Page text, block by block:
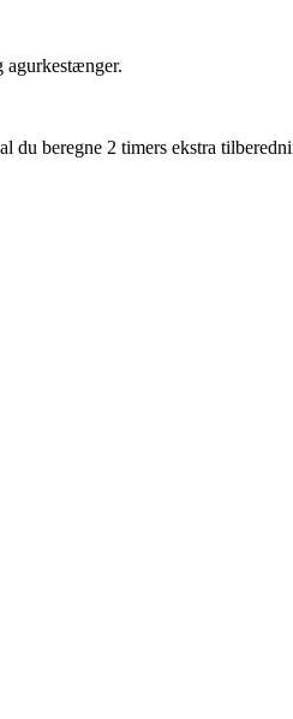
agurkestænger.
du beregne 2 timers ekstra